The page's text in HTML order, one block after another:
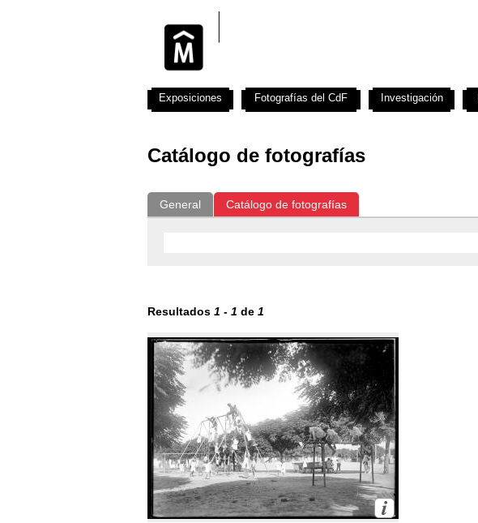
Catálogo de fotografías
General Catálogo de fotografías
Resultados 1 - 1 de 1
Exposiciones Fotografías del CdF Investigación